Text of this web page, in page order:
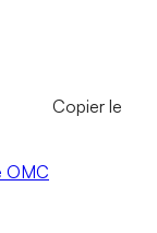
Copier le
OMC